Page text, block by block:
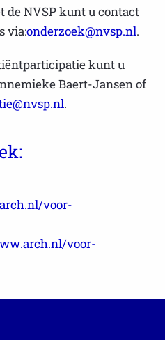
de NVSP kunt u contact
via:onderzoek@nvsp.nl.
kunt u
Baert-Jansen of
.
voor-
voor-